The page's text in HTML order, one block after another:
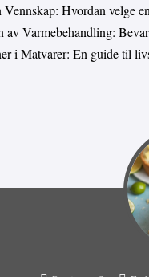
Hvordan velge
av Varmebehandling:
i Matvarer: En guide til